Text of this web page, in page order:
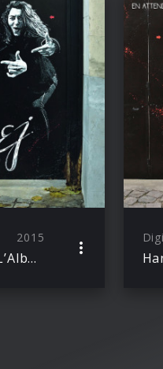
2015
En Attendant L’Album